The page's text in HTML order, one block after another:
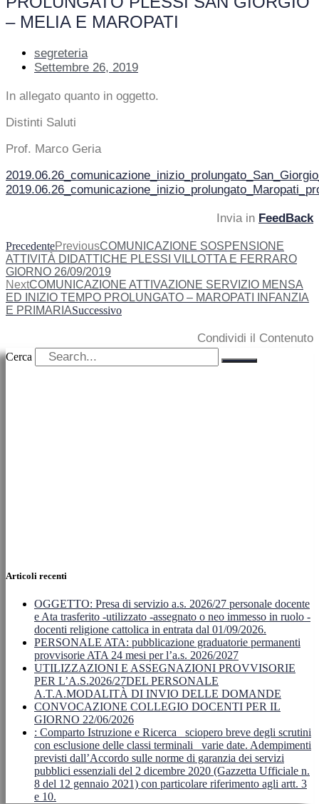
– MELIA E MAROPATI
segreteria
Settembre 26, 2019
In allegato quanto in oggetto.
Distinti Saluti
Prof. Marco Geria
Invia in FeedBack
PrecedentePreviousCOMUNICAZIONE SOSPENSIONE
ATTIVITÀ DIDATTICHE PLESSI VILLOTTA E FERRARO
GIORNO 26/09/2019
NextCOMUNICAZIONE ATTIVAZIONE SERVIZIO MENSA
ED INIZIO TEMPO PROLUNGATO – MAROPATI INFANZIA
E PRIMARIASuccessivo
Condividi il Contenuto
Cerca
Articoli recenti
OGGETTO: Presa di servizio a.s. 2026/27 personale docente
e Ata trasferito -utilizzato -assegnato o neo immesso in ruolo -
docenti religione cattolica in entrata dal 01/09/2026.
PERSONALE ATA: pubblicazione graduatorie permanenti
provvisorie ATA 24 mesi per l’a.s. 2026/2027
UTILIZZAZIONI E ASSEGNAZIONI PROVVISORIE
PER L’A.S.2026/27DEL PERSONALE
A.T.A.MODALITÀ DI INVIO DELLE DOMANDE
CONVOCAZIONE COLLEGIO DOCENTI PER IL
GIORNO 22/06/2026
: Comparto Istruzione e Ricerca_ sciopero breve degli scrutini
con esclusione delle classi terminali_ varie date. Adempimenti
previsti dall’Accordo sulle norme di garanzia dei servizi
pubblici essenziali del 2 dicembre 2020 (Gazzetta Ufficiale n.
8 del 12 gennaio 2021) con particolare riferimento agli artt. 3
e 10.